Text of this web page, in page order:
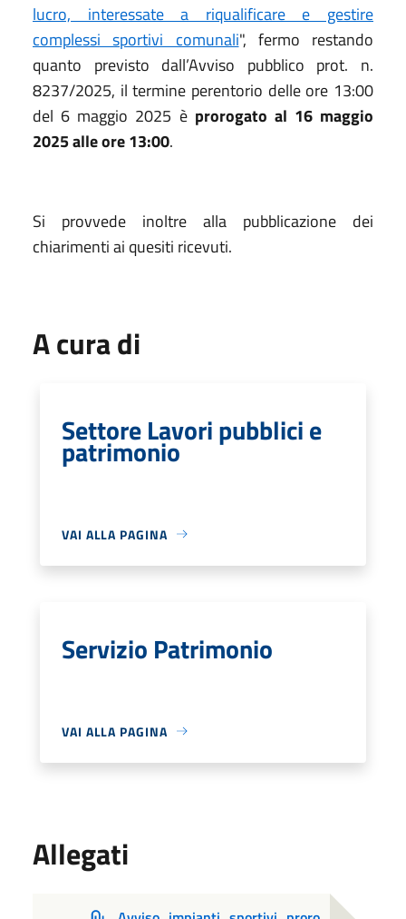
lucro, interessate a riqualificare e gestire
complessi sportivi comunali", fermo restando
quanto previsto dall’Avviso pubblico prot. n.
8237/2025, il termine perentorio delle ore 13:00
del 6 maggio 2025 è prorogato al 16 maggio
2025 alle ore 13:00.
Si provvede inoltre alla pubblicazione dei
chiarimenti ai quesiti ricevuti.
A cura di
Settore Lavori pubblici e
patrimonio
VAI ALLA PAGINA
Servizio Patrimonio
VAI ALLA PAGINA
Allegati